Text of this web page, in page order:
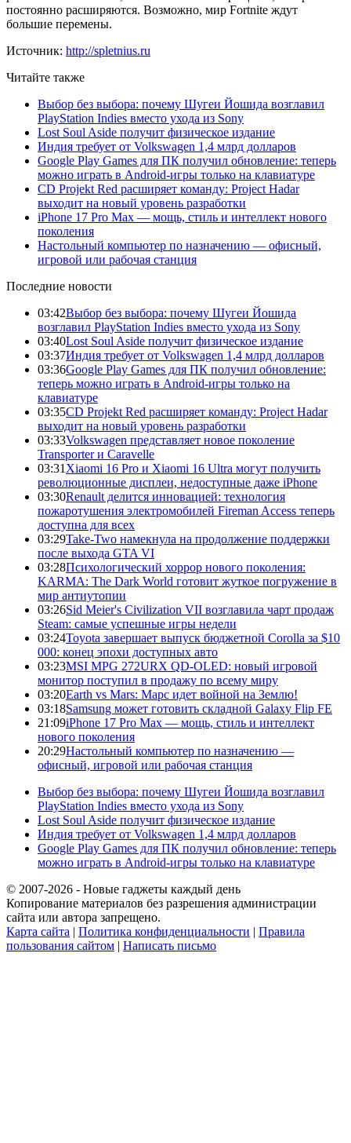
постоянно расширяются. Возможно, мир Fortnite ждут
большие перемены.
Источник: http://spletnius.ru
Читайте также
Выбор без выбора: почему Шугеи Йошида возглавил
PlayStation Indies вместо ухода из Sony
Lost Soul Aside получит физическое издание
Индия требует от Volkswagen 1,4 млрд долларов
Google Play Games для ПК получил обновление: теперь
можно играть в Android-игры только на клавиатуре
CD Projekt Red расширяет команду: Project Hadar
выходит на новый уровень разработки
iPhone 17 Pro Max — мощь, стиль и интеллект нового
поколения
Настольный компьютер по назначению — офисный,
игровой или рабочая станция
Последние новости
03:42Выбор без выбора: почему Шугеи Йошида
возглавил PlayStation Indies вместо ухода из Sony
03:40Lost Soul Aside получит физическое издание
03:37Индия требует от Volkswagen 1,4 млрд долларов
03:36Google Play Games для ПК получил обновление:
теперь можно играть в Android-игры только на
клавиатуре
03:35CD Projekt Red расширяет команду: Project Hadar
выходит на новый уровень разработки
03:33Volkswagen представляет новое поколение
Transporter и Caravelle
03:31 Xiaomi 16 Pro и Xiaomi 16 Ultra могут получить
революционные дисплеи, недоступные даже iPhone
03:30Renault делится инновацией: технология
пожаротушения электромобилей Fireman Access теперь
доступна для всех
03:29Take-Two намекнула на продолжение поддержки
после выхода GTA VI
03:28Психологический хоррор нового поколения:
KARMA: The Dark World готовит жуткое погружение в
мир антиутопии
03:26Sid Meier's Civilization VII возглавила чарт продаж
Steam: самые успешные игры недели
03:24Toyota завершает выпуск бюджетной Corolla за $10
000: конец эпохи доступных авто
03:23MSI MPG 272URX QD-OLED: новый игровой
монитор поступил в продажу по всему миру
03:20Earth vs Mars: Марс идет войной на Землю!
03:18Samsung может готовить складной Galaxy Flip FE
21:09iPhone 17 Pro Max — мощь, стиль и интеллект
нового поколения
20:29Настольный компьютер по назначению —
офисный, игровой или рабочая станция
Выбор без выбора: почему Шугеи Йошида возглавил
PlayStation Indies вместо ухода из Sony
Lost Soul Aside получит физическое издание
Индия требует от Volkswagen 1,4 млрд долларов
Google Play Games для ПК получил обновление: теперь
можно играть в Android-игры только на клавиатуре
© 2007-2026 - Новые гаджеты каждый день
Копирование материалов без разрешения администрации
сайта или автора запрещено.
Карта сайта | Политика конфиденциальности | Правила
пользования сайтом | Написать письмо